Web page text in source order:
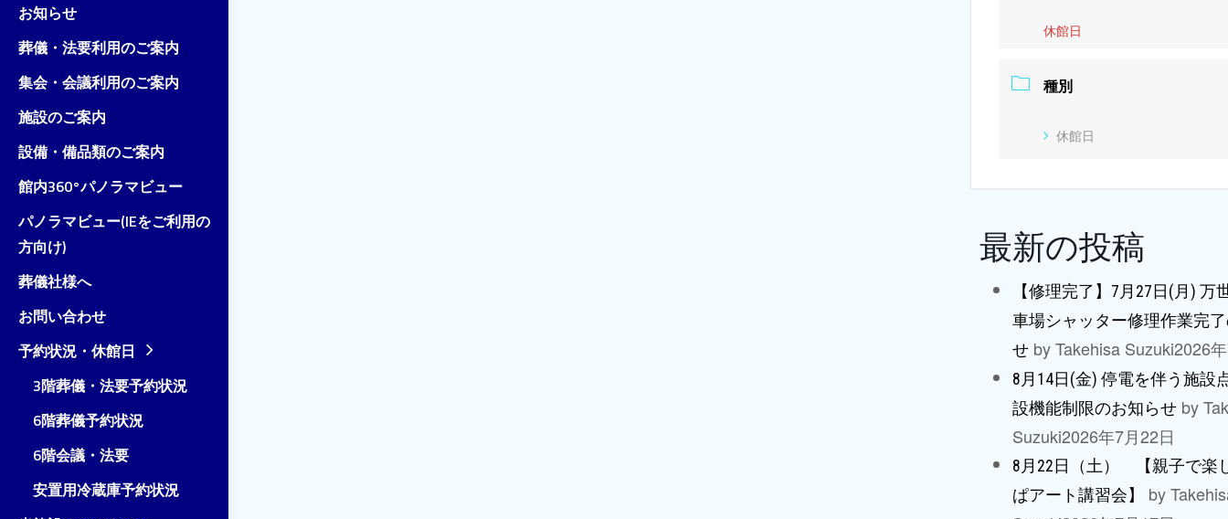
お知らせ
葬儀・法要利用のご案内
集会・会議利用のご案内
施設のご案内
設備・備品類のご案内
館内360°パノラマビュー
パノラマビュー(IEをご利用の
方向け)
葬儀社様へ
お問い合わせ
予約状況・休館日
3階葬儀・法要予約状況
6階葬儀予約状況
6階会議・法要
安置用冷蔵庫予約状況
休館日
種別
休館日
最新の投稿
【修理完了】7月27日(月) 万
車場シャッター修理作業完
せ by Takehisa Suzuki2026
8月14日(金) 停電を伴う施設
設機能制限のお知らせ by
Suzuki2026年7月22日
8月22日（土） 【親子で楽
ぱアート講習会】
by